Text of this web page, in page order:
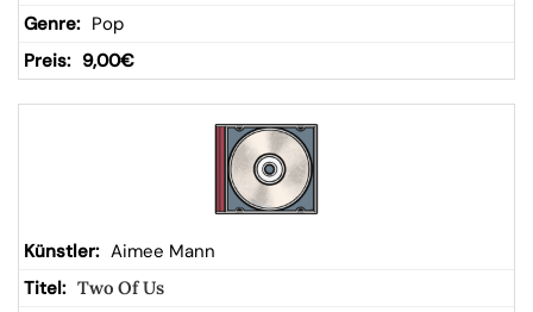
Pop
9,00€
Aimee Mann
Two Of Us